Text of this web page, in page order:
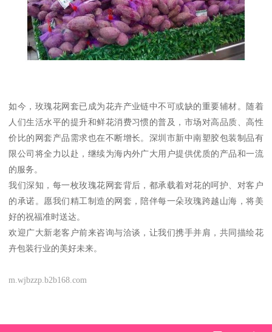
如今，玫瑰花网套已成为花卉产业链中不可或缺的重要辅材。随着
人们生活水平的提升和鲜花消费习惯的普及，市场对高品质、高性
价比的网套产品需求也在不断增长。深圳市新中南塑胶包装制品有
限公司将全力以赴，继续为海内外广大用户提供优质的产品和一流
的服务。
我们深知，每一枚玫瑰花网套背后，都承载着对花的呵护、对客户
的承诺。愿我们精工制造的网套，陪伴每一朵玫瑰跨越山海，将美
好的祝福准时送达。
欢迎广大新老客户前来咨询与洽谈，让我们携手并肩，共同描绘花
卉包装行业的美好未来。
m.wjbzzp.b2b168.com